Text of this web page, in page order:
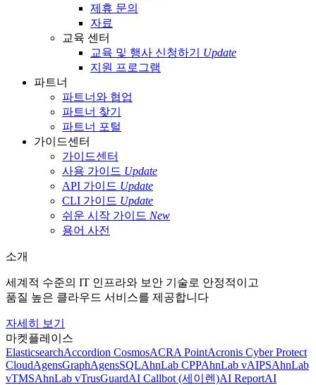
제휴 문의
자료
교육 센터
교육 및 행사 신청하기 Update
지원 프로그램
파트너
파트너와 협업
파트너 찾기
파트너 포털
가이드센터
가이드센터
사용 가이드 Update
API 가이드 Update
CLI 가이드 Update
쉬운 시작 가이드 New
용어 사전
소개
세계적 수준의 IT 인프라와 보안 기술로 안정적이고
품질 높은 클라우드 서비스를 제공합니다
자세히 보기
마켓플레이스
ElasticsearchAccordion CosmosACRA PointAcronis Cyber Protect
CloudAgensGraphAgensSQLAhnLab CPPAhnLab vAIPSAhnLab
vTMSAhnLab vTrusGuardAI Callbot (세이렌)AI ReportAI